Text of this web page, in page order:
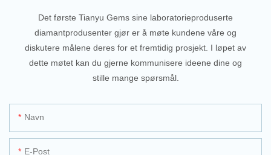
Det første Tianyu Gems sine laboratorieproduserte
diamantprodusenter gjør er å møte kundene våre og
diskutere målene deres for et fremtidig prosjekt. I løpet av
dette møtet kan du gjerne kommunisere ideene dine og
stille mange spørsmål.
Navn
E-Post